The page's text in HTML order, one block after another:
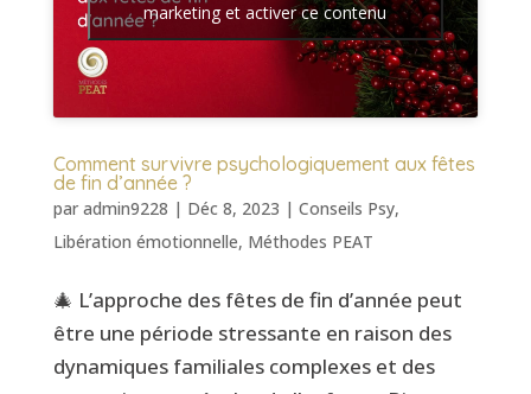
marketing et activer ce contenu
Comment survivre psychologiquement aux fêtes
de fin d’année ?
par admin9228 | Déc 8, 2023 | Conseils Psy,
Libération émotionnelle, Méthodes PEAT
🎄 L’approche des fêtes de fin d’année peut
être une période stressante en raison des
dynamiques familiales complexes et des